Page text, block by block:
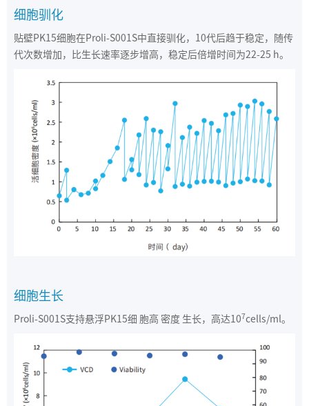
细胞驯化
贴壁PK15细胞在Proli-S001S中直接驯化，10代后趋于稳定，随传
代次数增加，比生长速率逐步增高，稳定后倍增时间为22-25 h。
细胞生长
Proli-S001S支持悬浮PK15细 胞高 密度 生长，高达107cells/ml。